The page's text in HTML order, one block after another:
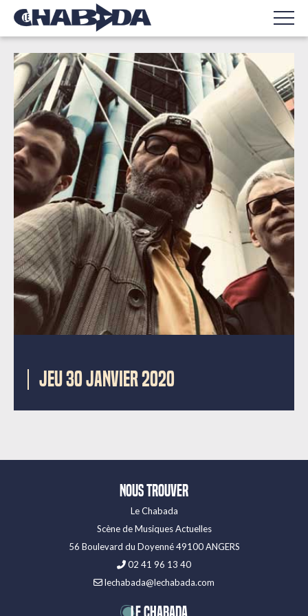
JEU 30 JANVIER 2020
Nous trouver
Le Chabada
Scène de Musiques Actuelles
56 Boulevard du Doyenné 49100 ANGERS
02 41 96 13 40
lechabada@lechabada.com